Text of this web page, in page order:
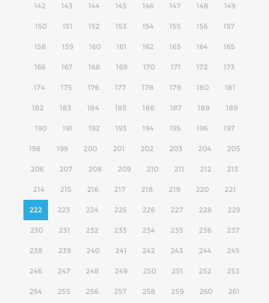
142 143 144 145 146 147 148 149
150 151 152 153 154 155 156 157
158 159 160 161 162 163 164 165
166 167 168 169 170 171 172 173
174 175 176 177 178 179 180 181
182 183 184 185 186 187 188 189
190 191 192 193 194 195 196 197
198 199 200 201 202 203 204 205
206 207 208 209 210 211 212 213
214 215 216 217 218 219 220 221
222 223 224 225 226 227 228 229
230 231 232 233 234 235 236 237
238 239 240 241 242 243 244 245
246 247 248 249 250 251 252 253
254 255 256 257 258 259 260 261